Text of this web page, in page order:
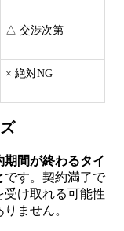
△ 交渉次第
× 絶対NG
期間が終わるタイ
です。契約満了で
け取れる可能性
ません。